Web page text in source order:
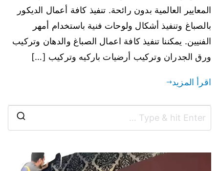
المعايير العالمية بدون رائحة. تنفيذ كافة أعمال الديكور
بالصباغ وتنفيذ أشكال ولوحات فنية باستخدام أمهر
الفنيين. يمكننا تنفيذ كافة اعمال الصباغ والدهان وتركيب
ورق الجدران وتركيب أرضيات باركيه وتركيب […]
اقرأ المزيد